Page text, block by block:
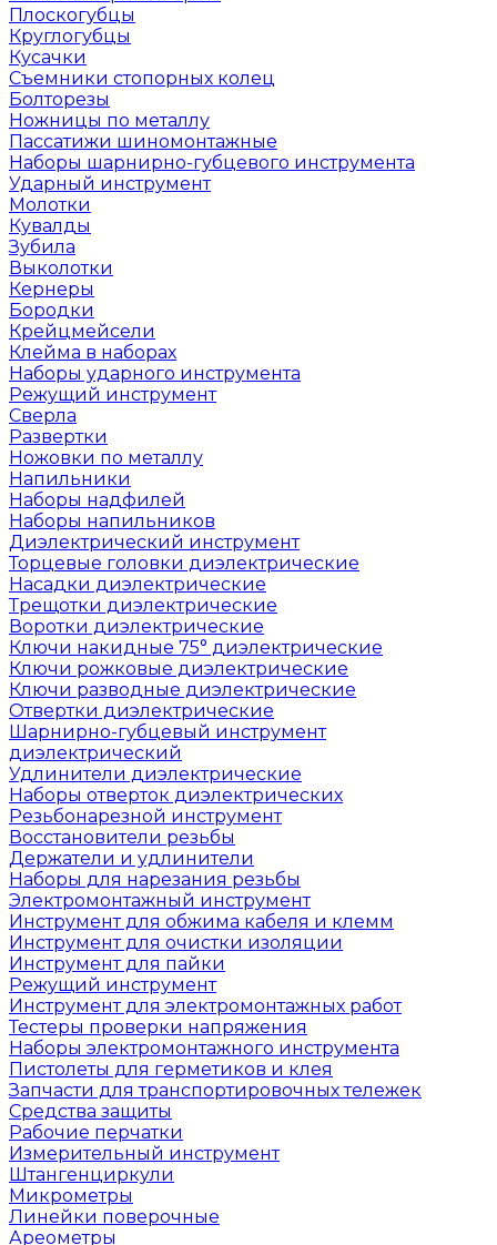
Плоскогубцы
Круглогубцы
Кусачки
Съемники стопорных колец
Болторезы
Ножницы по металлу
Пассатижи шиномонтажные
Наборы шарнирно-губцевого инструмента
Ударный инструмент
Молотки
Кувалды
Зубила
Выколотки
Кернеры
Бородки
Крейцмейсели
Клейма в наборах
Наборы ударного инструмента
Режущий инструмент
Сверла
Развертки
Ножовки по металлу
Напильники
Наборы надфилей
Наборы напильников
Диэлектрический инструмент
Торцевые головки диэлектрические
Насадки диэлектрические
Трещотки диэлектрические
Воротки диэлектрические
Ключи накидные 75° диэлектрические
Ключи рожковые диэлектрические
Ключи разводные диэлектрические
Отвертки диэлектрические
Шарнирно-губцевый инструмент
диэлектрический
Удлинители диэлектрические
Наборы отверток диэлектрических
Резьбонарезной инструмент
Восстановители резьбы
Держатели и удлинители
Наборы для нарезания резьбы
Электромонтажный инструмент
Инструмент для обжима кабеля и клемм
Инструмент для очистки изоляции
Инструмент для пайки
Режущий инструмент
Инструмент для электромонтажных работ
Тестеры проверки напряжения
Наборы электромонтажного инструмента
Пистолеты для герметиков и клея
Запчасти для транспортировочных тележек
Средства защиты
Рабочие перчатки
Измерительный инструмент
Штангенциркули
Микрометры
Линейки поверочные
Ареометры